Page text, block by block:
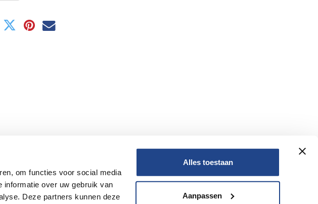
om functies voor social media
informatie over uw gebruik van
Deze partners kunnen deze
Alles toestaan
Aanpassen
Nee
Nee